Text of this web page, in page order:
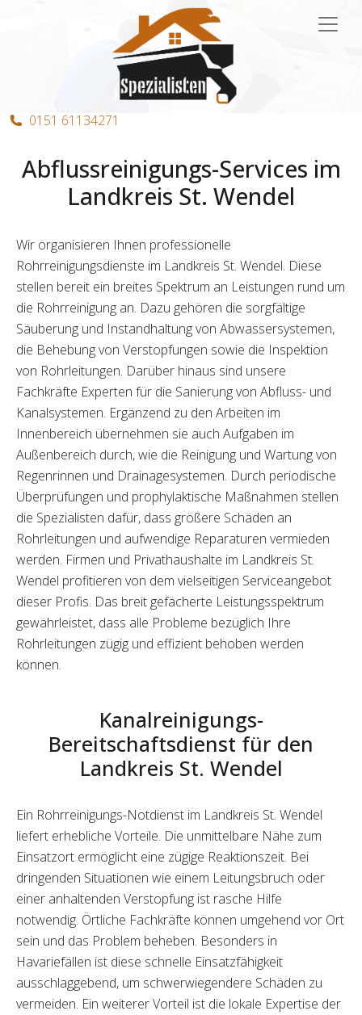
Hauptnavigation
0151 61134271
Abflussreinigungs-Services im
Landkreis St. Wendel
Wir organisieren Ihnen professionelle
Rohrreinigungsdienste im Landkreis St. Wendel. Diese
stellen bereit ein breites Spektrum an Leistungen rund um
die Rohrreinigung an. Dazu gehören die sorgfältige
Säuberung und Instandhaltung von Abwassersystemen,
die Behebung von Verstopfungen sowie die Inspektion
von Rohrleitungen. Darüber hinaus sind unsere
Fachkräfte Experten für die Sanierung von Abfluss- und
Kanalsystemen. Ergänzend zu den Arbeiten im
Innenbereich übernehmen sie auch Aufgaben im
Außenbereich durch, wie die Reinigung und Wartung von
Regenrinnen und Drainagesystemen. Durch periodische
Überprüfungen und prophylaktische Maßnahmen stellen
die Spezialisten dafür, dass größere Schäden an
Rohrleitungen und aufwendige Reparaturen vermieden
werden. Firmen und Privathaushalte im Landkreis St.
Wendel profitieren von dem vielseitigen Serviceangebot
dieser Profis. Das breit gefächerte Leistungsspektrum
gewährleistet, dass alle Probleme bezüglich Ihre
Rohrleitungen zügig und effizient behoben werden
können.
Kanalreinigungs-
Bereitschaftsdienst für den
Landkreis St. Wendel
Ein Rohrreinigungs-Notdienst im Landkreis St. Wendel
liefert erhebliche Vorteile. Die unmittelbare Nähe zum
Einsatzort ermöglicht eine zügige Reaktionszeit. Bei
dringenden Situationen wie einem Leitungsbruch oder
einer anhaltenden Verstopfung ist rasche Hilfe
notwendig. Örtliche Fachkräfte können umgehend vor Ort
sein und das Problem beheben. Besonders in
Havariefällen ist diese schnelle Einsatzfähigkeit
ausschlaggebend, um schwerwiegendere Schäden zu
vermeiden. Ein weiterer Vorteil ist die lokale Expertise der